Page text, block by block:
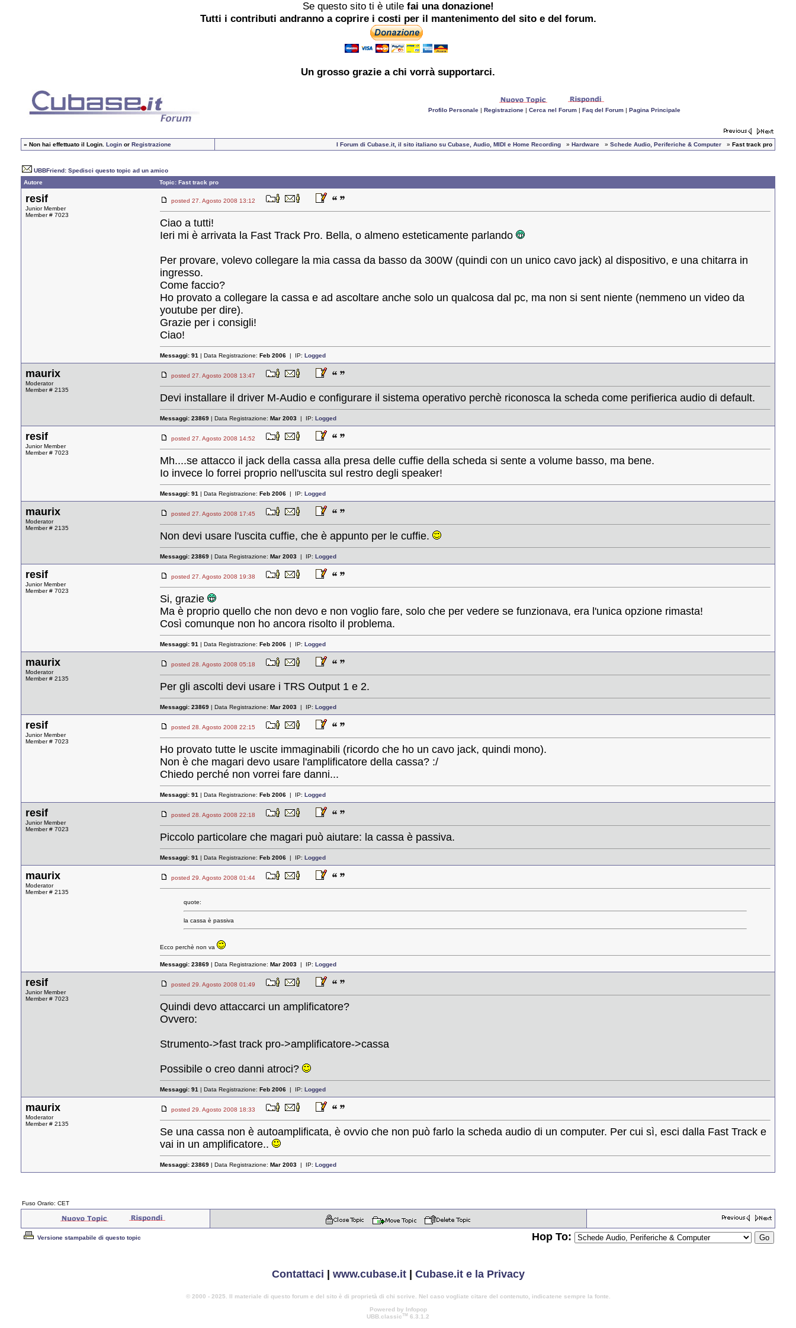
Se questo sito ti è utile fai una donazione!
Tutti i contributi andranno a coprire i costi per il mantenimento del sito e del forum.
Un grosso grazie a chi vorrà supportarci.
Profilo Personale| Registrazione| Cerca nel Forum| Faq del Forum| Pagina Principale
» Non hai effettuato il Login. Login or Registrazione I Forum di Cubase.it, il sito italiano su Cubase, Audio, MIDI e Home Recording » Hardware » Schede Audio, Periferiche & Computer » Fast track pro
UBBFriend: Spedisci questo topic ad un amico
Autore
Topic: Fast track pro
resif
Junior Member
Member # 7023
posted 27. Agosto 2008 13:12
Ciao a tutti!
Ieri mi è arrivata la Fast Track Pro. Bella, o almeno esteticamente parlando
Per provare, volevo collegare la mia cassa da basso da 300W (quindi con un unico cavo jack) al dispositivo, e una chitarra in
ingresso.
Come faccio?
Ho provato a collegare la cassa e ad ascoltare anche solo un qualcosa dal pc, ma non si sent niente (nemmeno un video da
youtube per dire).
Grazie per i consigli!
Ciao!
Messaggi: 91 | Data Registrazione: Feb 2006 | IP: Logged
maurix
Moderator
Member # 2135
posted 27. Agosto 2008 13:47
Devi installare il driver M-Audio e configurare il sistema operativo perchè riconosca la scheda come perifierica audio di default.
Messaggi: 23869 | Data Registrazione: Mar 2003 | IP: Logged
resif
Junior Member
Member # 7023
posted 27. Agosto 2008 14:52
Mh....se attacco il jack della cassa alla presa delle cuffie della scheda si sente a volume basso, ma bene.
Io invece lo forrei proprio nell'uscita sul restro degli speaker!
Messaggi: 91 | Data Registrazione: Feb 2006 | IP: Logged
maurix
Moderator
Member # 2135
posted 27. Agosto 2008 17:45
Non devi usare l'uscita cuffie, che è appunto per le cuffie.
Messaggi: 23869 | Data Registrazione: Mar 2003 | IP: Logged
resif
Junior Member
Member # 7023
posted 27. Agosto 2008 19:38
Si, grazie
Ma è proprio quello che non devo e non voglio fare, solo che per vedere se funzionava, era l'unica opzione rimasta!
Così comunque non ho ancora risolto il problema.
Messaggi: 91 | Data Registrazione: Feb 2006 | IP: Logged
maurix
Moderator
Member # 2135
posted 28. Agosto 2008 05:18
Per gli ascolti devi usare i TRS Output 1 e 2.
Messaggi: 23869 | Data Registrazione: Mar 2003 | IP: Logged
resif
Junior Member
Member # 7023
posted 28. Agosto 2008 22:15
Ho provato tutte le uscite immaginabili (ricordo che ho un cavo jack, quindi mono).
Non è che magari devo usare l'amplificatore della cassa? :/
Chiedo perché non vorrei fare danni...
Messaggi: 91 | Data Registrazione: Feb 2006 | IP: Logged
resif
Junior Member
Member # 7023
posted 28. Agosto 2008 22:18
Piccolo particolare che magari può aiutare: la cassa è passiva.
Messaggi: 91 | Data Registrazione: Feb 2006 | IP: Logged
maurix
Moderator
Member # 2135
posted 29. Agosto 2008 01:44
quote:
la cassa è passiva
Ecco perchè non va
Messaggi: 23869 | Data Registrazione: Mar 2003 | IP: Logged
resif
Junior Member
Member # 7023
posted 29. Agosto 2008 01:49
Quindi devo attaccarci un amplificatore?
Ovvero:
Strumento->fast track pro->amplificatore->cassa
Possibile o creo danni atroci?
Messaggi: 91 | Data Registrazione: Feb 2006 | IP: Logged
maurix
Moderator
Member # 2135
posted 29. Agosto 2008 18:33
Se una cassa non è autoamplificata, è ovvio che non può farlo la scheda audio di un computer. Per cui sì, esci dalla Fast Track e
vai in un amplificatore..
Messaggi: 23869 | Data Registrazione: Mar 2003 | IP: Logged
Fuso Orario: CET
Versione stampabile di questo topic Hop To:
Contattaci www.cubase.it| Cubase.it e la Privacy
© 2000 - 2025. Il materiale di questo forum e del sito è di proprietà di chi scrive. Nel caso vogliate citare del contenuto, indicatene sempre la fonte.
Powered by Infopop
UBB.classicTM 6.3.1.2